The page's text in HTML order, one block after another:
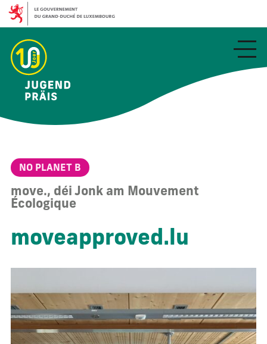
NO PLANET B
move., déi Jonk am Mouvement
Écologique
moveapproved.lu